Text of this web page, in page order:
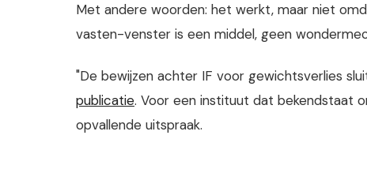
Met andere woorden: het werkt, maar niet
vasten-venster is een middel, geen
"De bewijzen achter IF voor gewichtsverlies
publicatie. Voor een instituut dat bekendstaat
opvallende uitspraak.